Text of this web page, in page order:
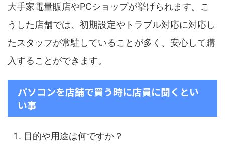
大手家電量販店やPCショップが挙げられます。こ
うした店舗では、初期設定やトラブル対応に対応し
たスタッフが常駐していることが多く、安心して購
入することができます。
パソコンを店舗で買う時に店員に聞くとい
い事
目的や用途は何ですか？